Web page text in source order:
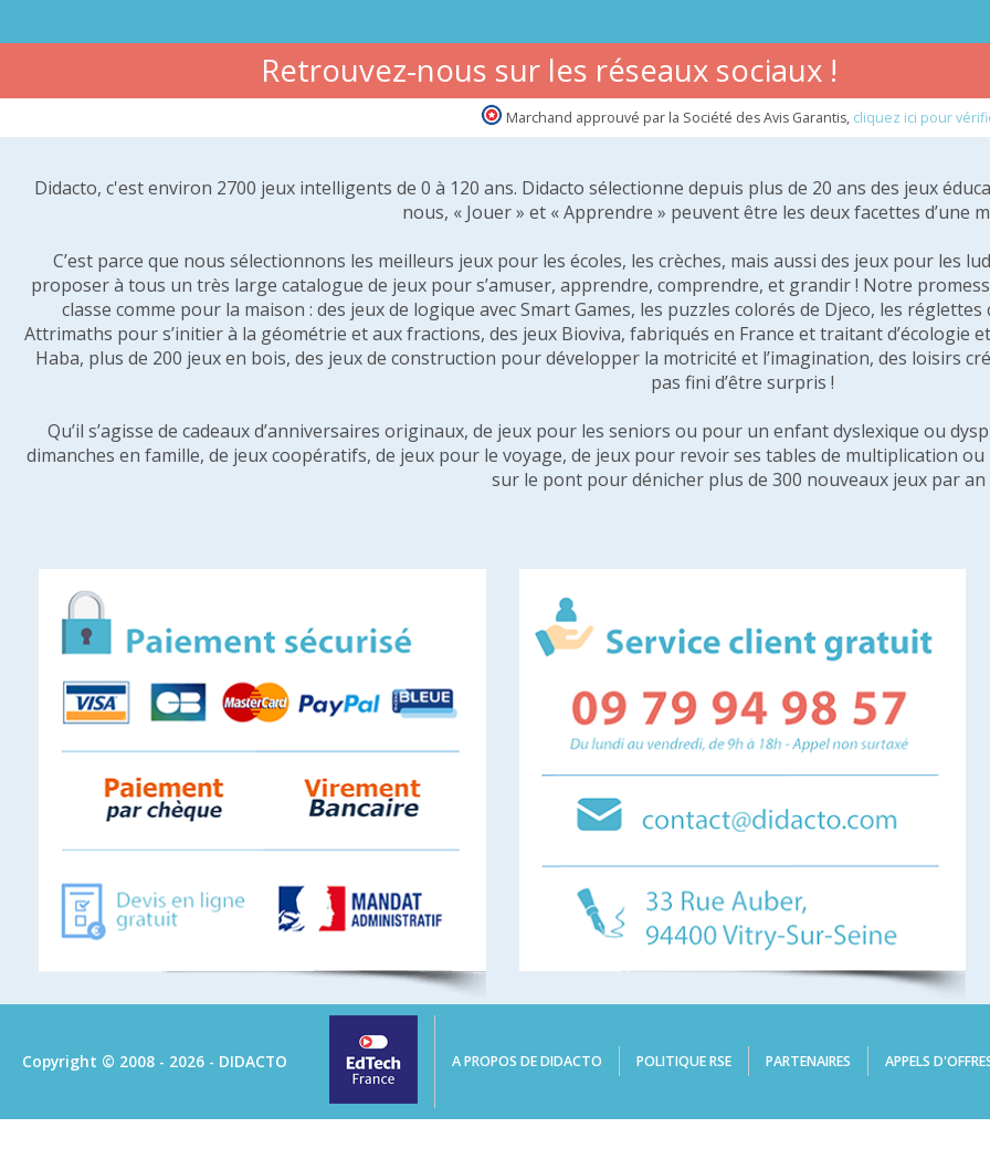
Retrouvez-nous sur les réseaux sociaux !
Marchand approuvé par la Société des Avis Garantis, cliquez ici pour
Didacto, c'est environ 2700 jeux intelligents de 0 à 120 ans. Didacto sélectionne depuis plus de 20 ans des jeux
nous, « Jouer » et « Apprendre » peuvent être les deux facettes d’une
C’est parce que nous sélectionnons les meilleurs jeux pour les écoles, les crèches, mais aussi des jeux pour les
proposer à tous un très large catalogue de jeux pour s’amuser, apprendre, comprendre, et grandir ! Notre
classe comme pour la maison : des jeux de logique avec Smart Games, les puzzles colorés de Djeco, les
Attrimaths pour s’initier à la géométrie et aux fractions, des jeux Bioviva, fabriqués en France et traitant d’écologie
Haba, plus de 200 jeux en bois, des jeux de construction pour développer la motricité et l’imagination, des loisirs
pas fini d’être surpris !
Qu’il s’agisse de cadeaux d’anniversaires originaux, de jeux pour les seniors ou pour un enfant dyslexique ou
dimanches en famille, de jeux coopératifs, de jeux pour le voyage, de jeux pour revoir ses tables de multiplication
sur le pont pour dénicher plus de 300 nouveaux jeux par an
Copyright © 2008 - 2026 - DIDACTO A PROPOS DE DIDACTO POLITIQUE RSE PARTENAIRES APPELS